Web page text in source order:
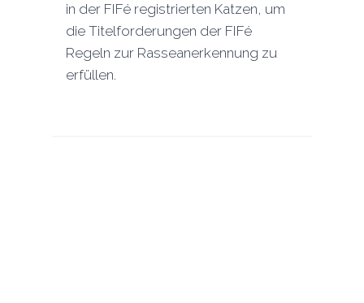
in der FIFé registrierten Katzen, um
die Titelforderungen der FIFé
Regeln zur Rasseanerkennung zu
erfüllen.